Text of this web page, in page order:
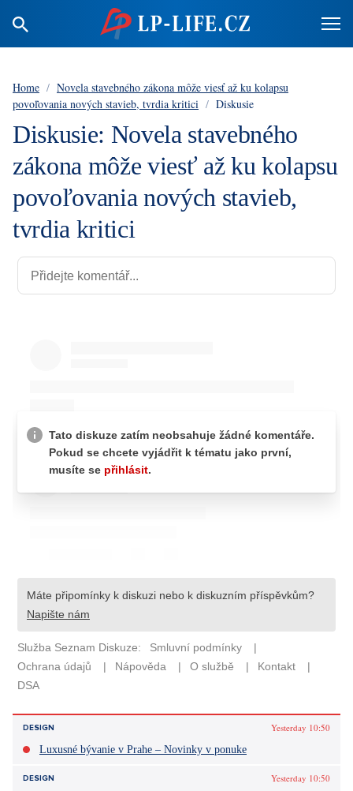
Home / Novela stavebného zákona môže viesť až ku kolapsu
povoľovania nových stavieb, tvrdia kritici / Diskusie
Diskusie: Novela stavebného
zákona môže viesť až ku kolapsu
povoľovania nových stavieb,
tvrdia kritici
DESIGN
Yesterday 10:50
Luxusné bývanie v Prahe – Novinky v ponuke
DESIGN
Yesterday 10:50